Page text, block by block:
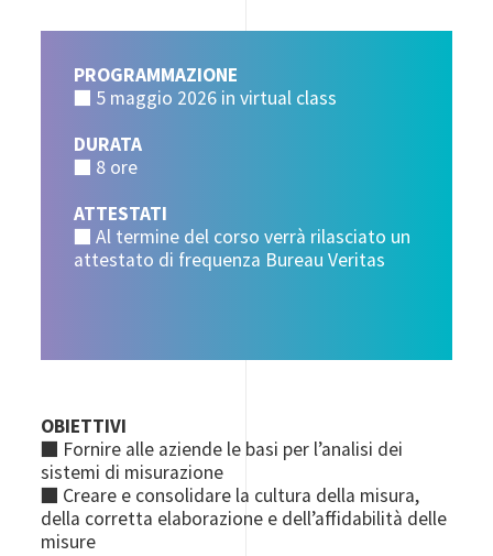
PROGRAMMAZIONE
■ 5 maggio 2026 in virtual class
DURATA
■ 8 ore
ATTESTATI
■ Al termine del corso verrà rilasciato un
attestato di frequenza Bureau Veritas
OBIETTIVI
■ Fornire alle aziende le basi per l’analisi dei
sistemi di misurazione
■ Creare e consolidare la cultura della misura,
della corretta elaborazione e dell’affidabilità delle
misure